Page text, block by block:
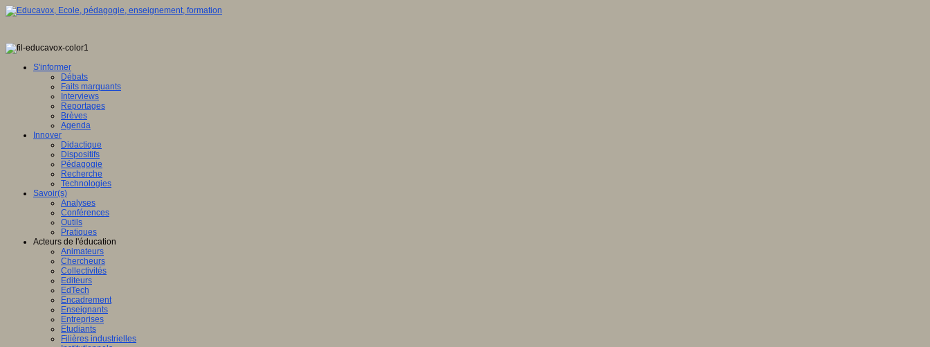
S'informer
Débats
Faits marquants
Interviews
Reportages
Brèves
Agenda
Innover
Didactique
Dispositifs
Pédagogie
Recherche
Technologies
Savoir(s)
Analyses
Conférences
Outils
Pratiques
Acteurs de l'éducation
Animateurs
Chercheurs
Collectivités
Editeurs
EdTech
Encadrement
Enseignants
Entreprises
Etudiants
Filières industrielles